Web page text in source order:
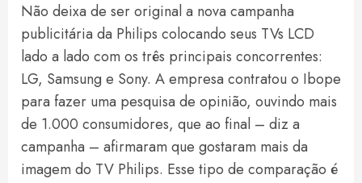
Não deixa de ser original a nova campanha
publicitária da Philips colocando seus TVs LCD
lado a lado com os três principais concorrentes:
LG, Samsung e Sony. A empresa contratou o Ibope
para fazer uma pesquisa de opinião, ouvindo mais
de 1.000 consumidores, que ao final – diz a
campanha – afirmaram que gostaram mais da
imagem do TV Philips. Esse tipo de comparação é